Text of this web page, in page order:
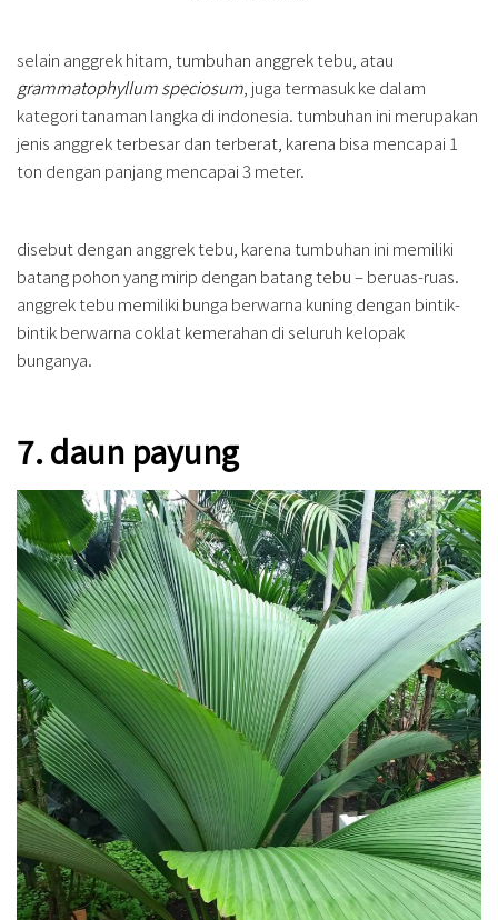
selain anggrek hitam, tumbuhan anggrek tebu, atau
grammatophyllum speciosum , juga termasuk ke dalam
kategori tanaman langka di indonesia. tumbuhan ini merupakan
jenis anggrek terbesar dan terberat, karena bisa mencapai 1
ton dengan panjang mencapai 3 meter.
disebut dengan anggrek tebu, karena tumbuhan ini memiliki
batang pohon yang mirip dengan batang tebu – beruas-ruas.
anggrek tebu memiliki bunga berwarna kuning dengan bintik-
bintik berwarna coklat kemerahan di seluruh kelopak
bunganya.
7. daun payung